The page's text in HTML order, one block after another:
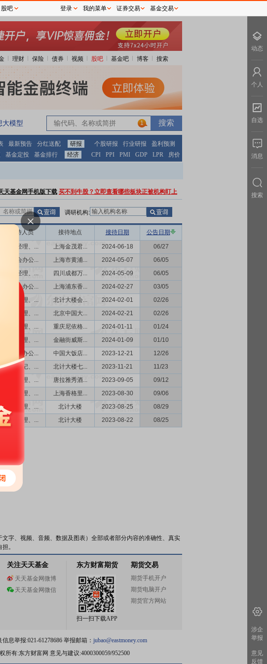
理财 保险 债券 视频 股吧 基金吧 博客 搜索
大模型 1
最新预告 分红送配 研报 个股研报 行业研报
盈利预测
基金定投 基金排行 经济 CPI PPI PMI GDP LPR 房价
天基金网手机版下载 买不到牛股？立即查看哪些板块正被机构盯上
调研机构:
接待人员 接待地点 接待日期 公告日期
副总经理、... 上海金茂君... 2024-06-18
06/27
董事会办公... 上海市黄浦... 2024-05-07
06/05
副总经理、... 四川成都万... 2024-05-09
06/05
董事会办公... 上海浦东香... 2024-02-27
03/05
副总经理、... 北计大楼会... 2024-02-01
02/26
副总经理、... 北京中国大... 2024-02-21
02/26
副总经理、... 重庆尼依格... 2024-01-11
01/24
副总经理、... 金融街威斯... 2024-01-09
01/10
董事会办公... 中国大饭店... 2023-12-21
12/26
党委书记、... 北计大楼七... 2023-11-21
11/23
副总经理、... 唐拉雅秀酒... 2023-09-05
09/12
副总经理、... 上海香格里... 2023-08-30
09/06
副总经理、... 北计大楼 2023-08-25
08/29
副总经理、... 北计大楼 2023-08-22 08/25
字、视频、音频、数据及图表）全部或者部分内容的准确性、真实
。
关注天天基金
天天基金网微博
天天基金网微信
东方财富期货
扫一扫下载APP
期货交易
期货手机开户
期货电脑开户
期货官方网站
息举报:021-61278686 举报邮箱： jubao@eastmoney.com
所有:东方财富网 意见与建议:4000300059/952500
股吧 登录 我的菜单 证券交易 基金交易
动态
个人
自选
消息
搜索
涉企
举报
意见
反馈